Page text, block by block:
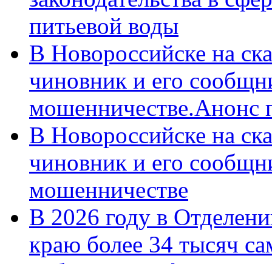
питьевой воды
В Новороссийске на
чиновник и его
мошенничестве.Анонс
В Новороссийске на
чиновник и его
мошенничестве
В 2026 году в
краю более 34 тысяч